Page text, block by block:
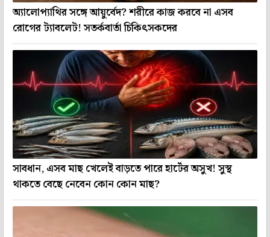
অ্যালোপ্যাথির সঙ্গে আয়ুর্বেদ? শরীরে কাজ করবে না এসব
রোগের ট্যাবলেট! সতর্কবার্তা চিকিৎসকদের
সাবধান, এসব মাছ খেলেই বাড়তে পারে হার্টের অসুখ! সুস্থ
থাকতে বেছে নেবেন কোন কোন মাছ?